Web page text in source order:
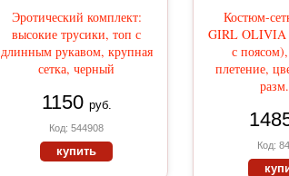
Эротический комплект:
высокие трусики, топ с
длинным рукавом, крупная
сетка, черный
1150 руб.
Код: 544908
купить
Костюм-
GIRL OLIVIA
с
плетение,
Код: